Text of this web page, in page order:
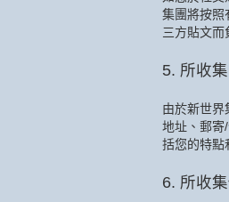
集團將按照
三方貼文而
5. 所收
由於新世界
地址、郵寄
括您的特點
6. 所收